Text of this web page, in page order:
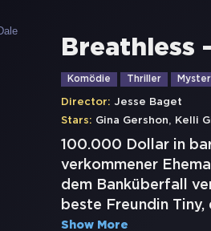
Breathless
Komödie Thriller
Director: Jesse Baget
Stars: Gina Gershon, Kelli
100.000 Dollar in
verkommener
dem Banküberfall
beste Freundin
Show More